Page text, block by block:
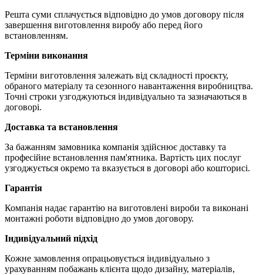
Решта суми сплачується відповідно до умов договору після
завершення виготовлення виробу або перед його
встановленням.
Терміни виконання
Терміни виготовлення залежать від складності проєкту,
обраного матеріалу та сезонного навантаження виробництва.
Точні строки узгоджуються індивідуально та зазначаються в
договорі.
Доставка та встановлення
За бажанням замовника компанія здійснює доставку та
професійне встановлення пам'ятника. Вартість цих послуг
узгоджується окремо та вказується в договорі або кошторисі.
Гарантія
Компанія надає гарантію на виготовлені вироби та виконані
монтажні роботи відповідно до умов договору.
Індивідуальний підхід
Кожне замовлення опрацьовується індивідуально з
урахуванням побажань клієнта щодо дизайну, матеріалів,